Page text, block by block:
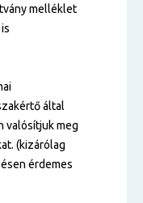
melléklet
által
valósítjuk meg
(kizárólag
érdemes